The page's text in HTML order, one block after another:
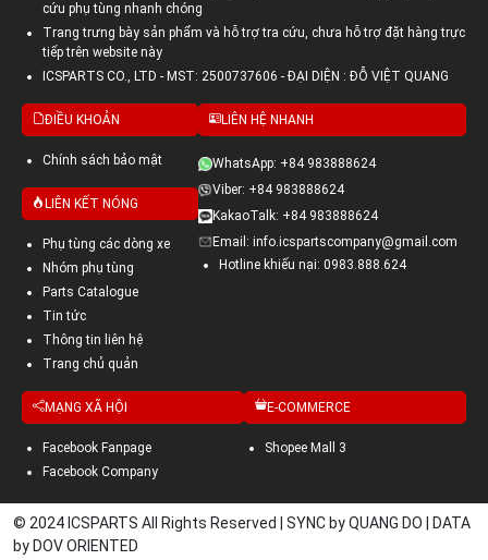
cứu phụ tùng nhanh chóng
Trang trưng bày sản phẩm và hỗ trợ tra cứu, chưa hỗ trợ đặt hàng trực
tiếp trên website này
ICSPARTS CO., LTD - MST: 2500737606 - ĐẠI DIỆN : ĐỖ VIỆT QUANG
ĐIỀU KHOẢN
Chính sách bảo mật
LIÊN KẾT NÓNG
Phụ tùng các dòng xe
Nhóm phụ tùng
Parts Catalogue
Tin tức
Thông tin liên hệ
Trang chủ quản
LIÊN HỆ NHANH
WhatsApp: +84 983888624
Viber: +84 983888624
KakaoTalk: +84 983888624
Email: info.icspartscompany@gmail.com
Hotline khiếu nại: 0983.888.624
MẠNG XÃ HỘI
Facebook Fanpage
Facebook Company
E-COMMERCE
Shopee Mall 3
© 2024 ICSPARTS All Rights Reserved | SYNC by QUANG DO | DATA
by DOV ORIENTED